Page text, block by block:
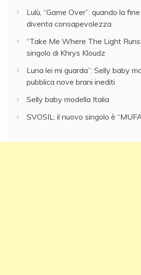
Lulù, “Game Over”: quando la
diventa consapevolezza
“Take Me Where The Light Runs
singolo di Khrys Kloudz
Luna lei mi guarda”: Selly baby
pubblica nove brani inediti
Selly baby modella Italia
SVOSIL: il nuovo singolo è